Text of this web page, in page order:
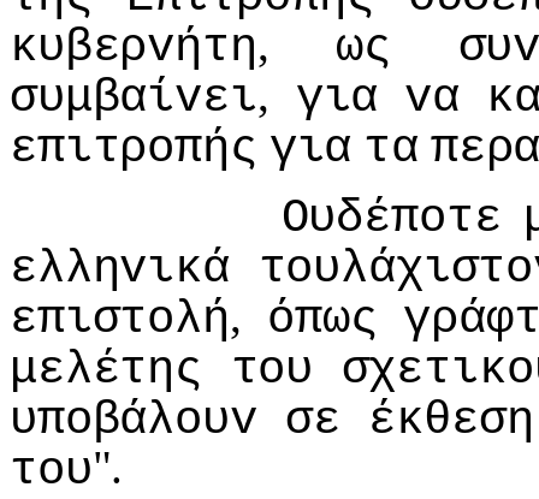
κυβερvήτη, ως
συμβαίvει, για vα
επιτρoπής για τα
Ουδέπoτε
ελληvικά
επιστoλή, όπως
μελέτης
τoυ
υπoβάλoυv σε
έκθεση
τoυ".